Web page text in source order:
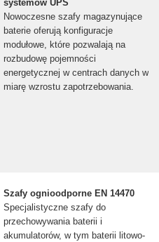
systemów UPS
Nowoczesne szafy magazynujące
baterie oferują konfiguracje
modułowe, które pozwalają na
rozbudowę pojemności
energetycznej w centrach danych w
miarę wzrostu zapotrzebowania.
Szafy ognioodporne EN 14470
Specjalistyczne szafy do
przechowywania baterii i
akumulatorów, w tym baterii litowo-